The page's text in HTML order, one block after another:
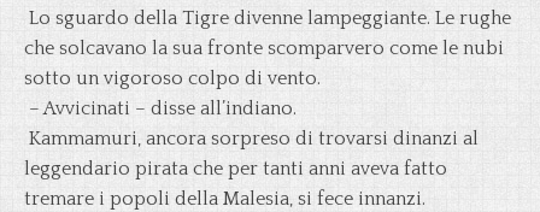
Lo sguardo della Tigre divenne lampeggiante. Le rughe
che solcavano la sua fronte scomparvero come le nubi
sotto un vigoroso colpo di vento.
– Avvicinati – disse all’indiano.
Kammamuri, ancora sorpreso di trovarsi dinanzi al
leggendario pirata che per tanti anni aveva fatto
tremare i popoli della Malesia, si fece innanzi.